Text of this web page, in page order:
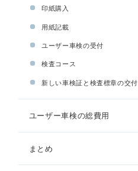
印紙購入
用紙記載
ユーザー車検の受付
検査コース
新しい車検証と検査標章の交付
ユーザー車検の総費用
まとめ